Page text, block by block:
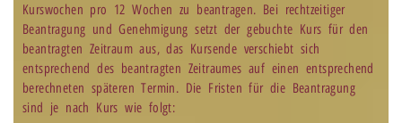
Kurswochen pro 12 Wochen zu beantragen. Bei rechtzeitiger
Beantragung und Genehmigung setzt der gebuchte Kurs für den
beantragten Zeitraum aus, das Kursende verschiebt sich
entsprechend des beantragten Zeitraumes auf einen entsprechend
berechneten späteren Termin. Die Fristen für die Beantragung
sind je nach Kurs wie folgt: